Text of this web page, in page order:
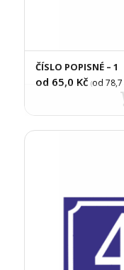
ČÍSLO POPISNÉ – 1
od 65,0 Kč (od 78,7